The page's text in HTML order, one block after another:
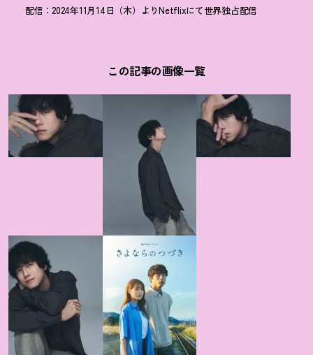
配信：2024年11月14日（木）よりNetflixにて世界独占配信
この記事の画像一覧